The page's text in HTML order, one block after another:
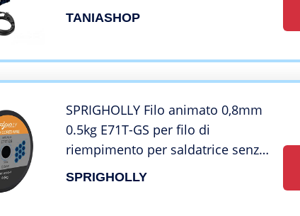
Multifunzione Saldatura MIG
TANIASHOP
SPRIGHOLLY Filo animato 0,8mm
0.5kg E71T-GS per filo di
riempimento per saldatrice senza
saldatrice a gas Saldatrice MIG
SPRIGHOLLY